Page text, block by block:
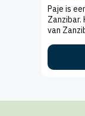
Paje is
Zanzibar.
van